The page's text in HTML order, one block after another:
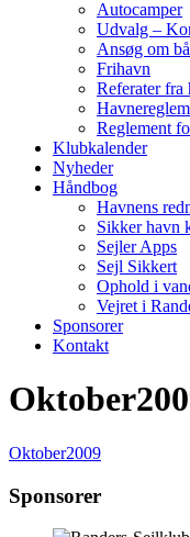
Autocamper
Udvalg –
Ansøg om
Frihavn
Referater fra
Reglement
Klubkalender
Nyheder
Håndbog
Havnens
Sikker havn
Sejler Apps
Sejl Sikkert
Ophold i
Vejret i
Sponsorer
Kontakt
Oktober2009
Sponsorer